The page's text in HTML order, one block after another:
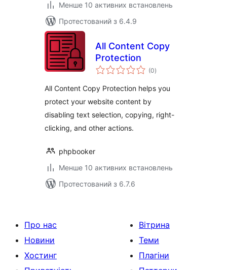
Менше 10 активних встановлень
Протестований з 6.4.9
All Content Copy
Protection
(0загальний
рейтинг
)
All Content Copy Protection helps you
protect your website content by
disabling text selection, copying, right-
clicking, and other actions.
phpbooker
Менше 10 активних встановлень
Протестований з 6.7.6
Про нас
Новини
Хостинг
Вітрина
Теми
Плагіни